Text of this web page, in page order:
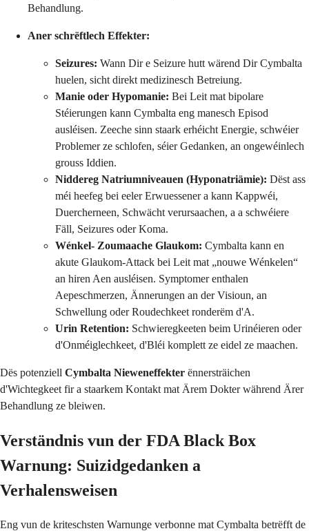
Behandlung.
Aner schrëftlech Effekter:
Seizures: Wann Dir e Seizure hutt wärend Dir Cymbalta
huelen, sicht direkt medizinesch Betreiung.
Manie oder Hypomanie: Bei Leit mat bipolare
Stéierungen kann Cymbalta eng manesch Episod
ausléisen. Zeeche sinn staark erhéicht Energie, schwéier
Problemer ze schlofen, séier Gedanken, an ongewéinlech
grouss Iddien.
Niddereg Natriumniveauen (Hyponatriämie): Dëst ass
méi heefeg bei eeler Erwuessener a kann Kappwéi,
Duercherneen, Schwächt verursaachen, a a schwéiere
Fäll, Seizures oder Koma.
Wénkel- Zoumaache Glaukom: Cymbalta kann en
akute Glaukom-Attack bei Leit mat „nouwe Wénkelen“
an hiren Aen ausléisen. Symptomer enthalen
Aepeschmerzen, Ännerungen an der Visioun, an
Schwellung oder Roudechkeet ronderëm d'A.
Urin Retention: Schwieregkeeten beim Urinéieren oder
d'Onméiglechkeet, d'Bléi komplett ze eidel ze maachen.
Dës potenziell Cymbalta Nieweneffekter ënnersträichen
d'Wichtegkeet fir a staarkem Kontakt mat Ärem Dokter während Ärer
Behandlung ze bleiwen.
Verständnis vun der FDA Black Box
Warnung: Suizidgedanken a
Verhalensweisen
Eng vun de kriteschsten Warnunge verbonne mat Cymbalta betrëfft de